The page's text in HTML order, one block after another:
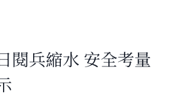
閱兵縮水 安全考量